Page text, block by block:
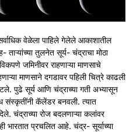
वेळेला पाहिले गेलेले आकाशातील
तुलनेत सूर्य- चंद्राचा मोठा
जमिनीवर राहणाऱ्या माणसाचे
माणसाने दगडावर पहिली चित्रे काढली
पुढे सूर्य आणि चंद्राच्या गती अभ्यासून
संस्कृतींनी कॅलेंडर बनवली. त्यात
चंद्राच्या रोज बदलणाऱ्या कलांवर
प्रचलित आहे. चंद्र- सूर्याच्या